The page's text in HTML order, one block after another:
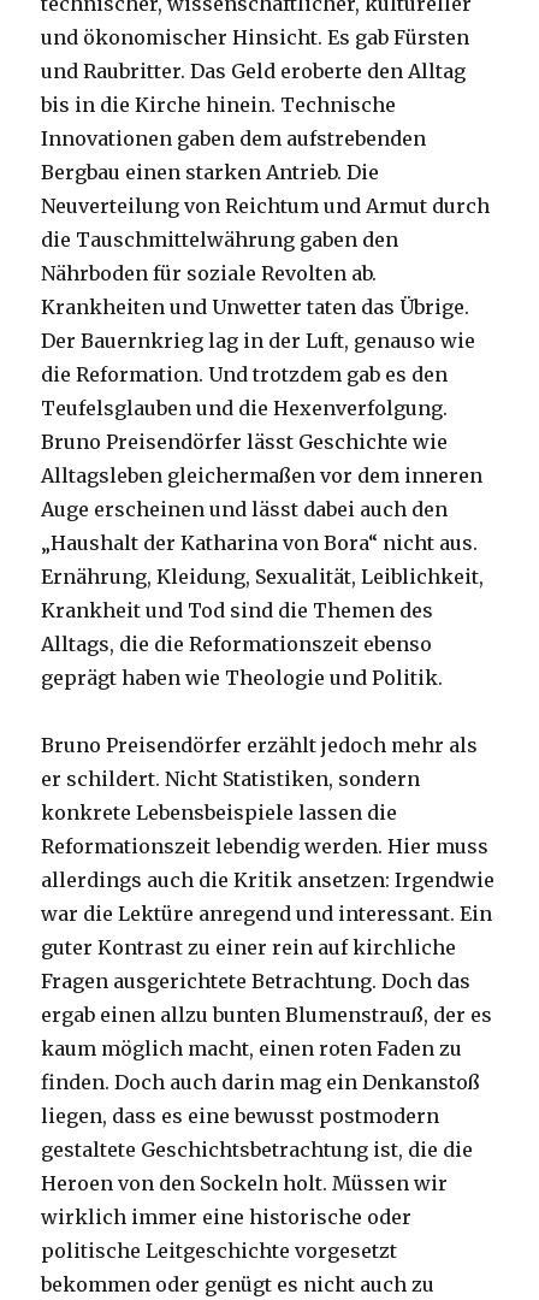
und ökonomischer Hinsicht. Es gab Fürsten
und Raubritter. Das Geld eroberte den Alltag
bis in die Kirche hinein. Technische
Innovationen gaben dem aufstrebenden
Bergbau einen starken Antrieb. Die
Neuverteilung von Reichtum und Armut durch
die Tauschmittelwährung gaben den
Nährboden für soziale Revolten ab.
Krankheiten und Unwetter taten das Übrige.
Der Bauernkrieg lag in der Luft, genauso wie
die Reformation. Und trotzdem gab es den
Teufelsglauben und die Hexenverfolgung.
Bruno Preisendörfer lässt Geschichte wie
Alltagsleben gleichermaßen vor dem inneren
Auge erscheinen und lässt dabei auch den
„Haushalt der Katharina von Bora“ nicht aus.
Ernährung, Kleidung, Sexualität, Leiblichkeit,
Krankheit und Tod sind die Themen des
Alltags, die die Reformationszeit ebenso
geprägt haben wie Theologie und Politik.
Bruno Preisendörfer erzählt jedoch mehr als
er schildert. Nicht Statistiken, sondern
konkrete Lebensbeispiele lassen die
Reformationszeit lebendig werden. Hier muss
allerdings auch die Kritik ansetzen: Irgendwie
war die Lektüre anregend und interessant. Ein
guter Kontrast zu einer rein auf kirchliche
Fragen ausgerichtete Betrachtung. Doch das
ergab einen allzu bunten Blumenstrauß, der es
kaum möglich macht, einen roten Faden zu
finden. Doch auch darin mag ein Denkanstoß
liegen, dass es eine bewusst postmodern
gestaltete Geschichtsbetrachtung ist, die die
Heroen von den Sockeln holt. Müssen wir
wirklich immer eine historische oder
politische Leitgeschichte vorgesetzt
bekommen oder genügt es nicht auch zu